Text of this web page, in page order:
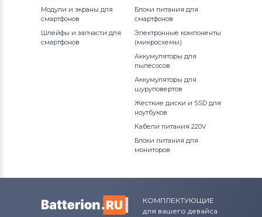
Вентиляторы (кулеры)Apple
Вентиляторы (кулеры)LG
Вентиляторы (кулеры)Samsung
Вентиляторы (кулеры)Fujitsu
Вентиляторы (кулеры)Clevo
Вентиляторы (кулеры)Haier
Модули и экраны для
смартфонов
Шлейфы и запчасти для
смартфонов
Блоки питания для
смартфонов
Электронные компоненты
(микросхемы)
Аккумуляторы для
пылесосов
Аккумуляторы для
шуруповертов
Жесткие диски и SSD для
ноутбуков
Кабели питания 220V
Блоки питания для
мониторов
КОМПЛЕКТУЮЩИЕ
для вашего девайса